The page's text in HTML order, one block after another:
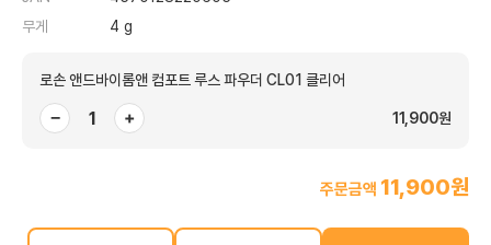
무게
4 g
로손 앤드바이롬앤 컴포트 루스 파우더 CL01 클리어
− + 11,900원
주문금액 11,900원